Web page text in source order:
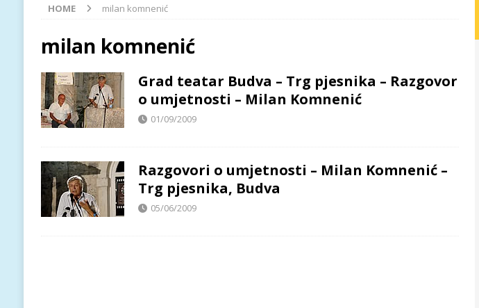
[ 06/08/2026 ] Najava programa XL festivala „Grad teatar“ za petak, 7. avgust
Od kultne TV serije do pozorišnog podviga: „Više od igre” na sceni između
[ 07/08/2026 ] Najava programa XL festivala „Grad teatar“ za subotu, 8. avgust FOKUS
HOME milan komnenić
milan komnenić
Grad teatar Budva – Trg pjesnika – Razgovor
o umjetnosti – Milan Komnenić
01/09/2009
Razgovori o umjetnosti – Milan Komnenić –
Trg pjesnika, Budva
05/06/2009